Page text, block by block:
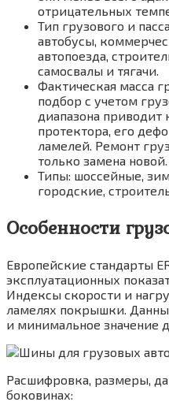
отрицательных
Тип грузового и
автобусы,
автопоезда,
самосвалы и тягачи.
Фактическая масса
подбор с учетом
диапазона
протектора, его
ламелей. Ремонт
только замена новой.
Типы: шоссейные,
городские,
Особенности
Европейские стандарты
эксплуатационных
Индексы скорости и
ламелях покрышки.
и минимальное значение
Расшифровка, размеры,
боковинах: